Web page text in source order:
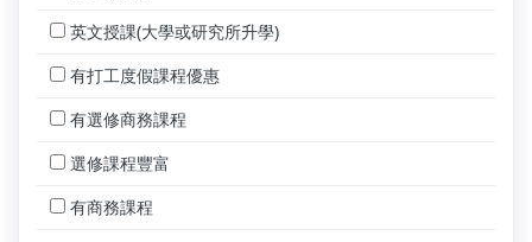
英文授課(大學或研究所升學)
有打工度假課程優惠
有選修商務課程
選修課程豐富
有商務課程